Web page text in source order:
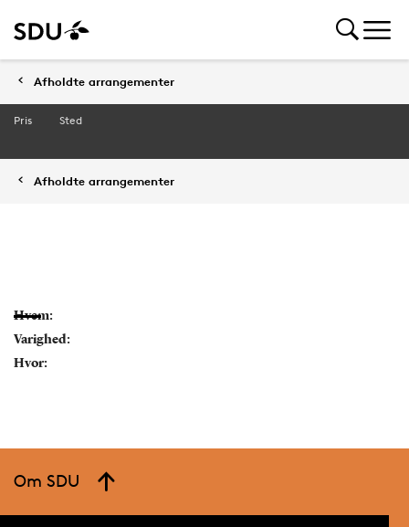
Afholdte arrangementer
Pris Sted
Afholdte arrangementer
Hvem:
Varighed:
Hvor:
Om SDU